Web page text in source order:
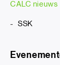
CALC nieuws
SSK